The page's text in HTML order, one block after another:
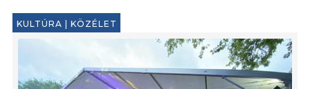
KULTÚRA KÖZÉLET